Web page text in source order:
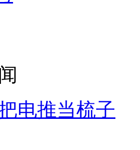
电推当梳子